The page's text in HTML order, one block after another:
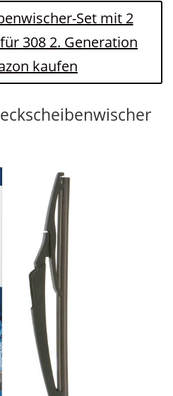
Set mit 2
308 2. Generation
kaufen